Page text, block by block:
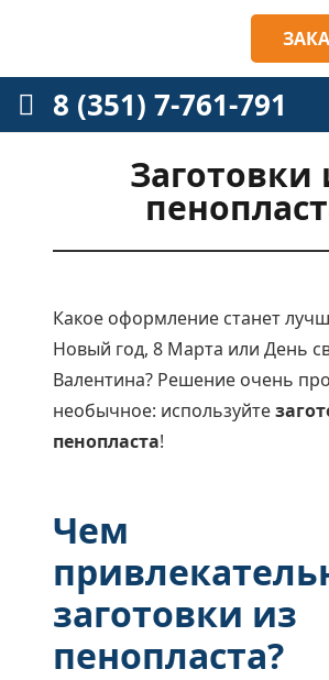
8 (351) 7-761-791
Заготовки
Какое оформление станет
Новый год, 8 Марта или День
Валентина? Решение очень
необычное: используйте
пенопласта!
Чем
заготовки из
пенопласта?